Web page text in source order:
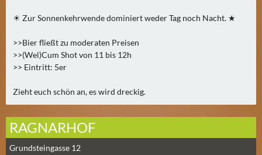
N
H
T
E
R
F
R
☀ Zur Sonnenkehrwende dominiert weder Tag noch Nacht. ★
>>Bier fließt zu moderaten Preisen
>>(Wel)Cum Shot von 11 bis 12h
>> Eintritt: 5er
Zieht euch schön an, es wird dreckig.
RAGNARHOF
Grundsteingasse 12